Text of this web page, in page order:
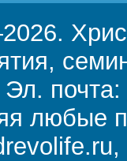
почта:
любые